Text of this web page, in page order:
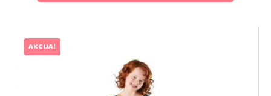
AKCIJA!